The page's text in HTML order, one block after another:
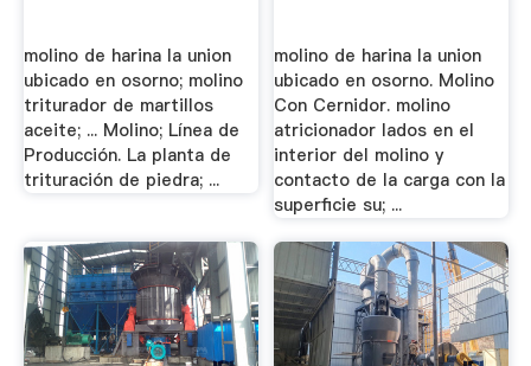
molino de harina la union
ubicado en osorno; molino
triturador de martillos
aceite; ... Molino; Línea de
Producción. La planta de
trituración de piedra; ...
molino de harina la union
ubicado en osorno. Molino
Con Cernidor. molino
atricionador lados en el
interior del molino y
contacto de la carga con la
superficie su; ...